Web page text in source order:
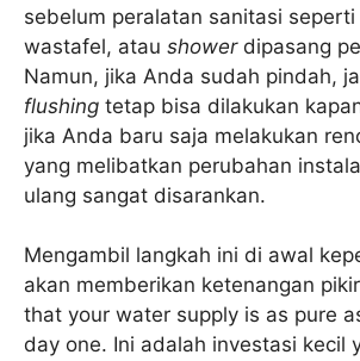
sebelum peralatan sanitasi seperti
wastafel, atau showerdipasang
Namun, jika Anda sudah pindah,
flushing tetap bisa dilakukan
jika Anda baru saja melakukan
yang melibatkan perubahan
ulang sangat disarankan.
Mengambil langkah ini di awal
akan memberikan ketenangan
that your water supply is as pure
day one. Ini adalah investasi kecil